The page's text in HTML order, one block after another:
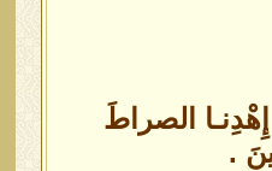
الصراطَ
.